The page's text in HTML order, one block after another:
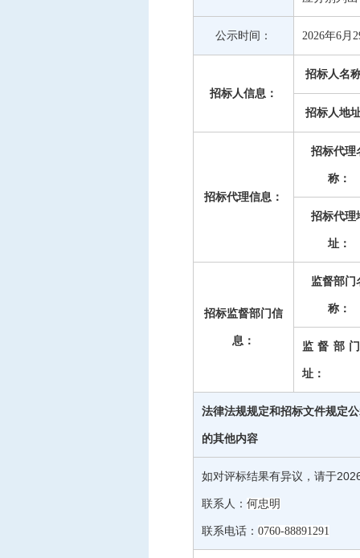
公示时间： 2026年6月
招标人信息：
招标人名
招标人地
招标代理信息：
招标代理
称：
招标代理
址：
招标监督部门信
息：
监督部门
称：
监督部
址：
法律法规规定和招标文件规定
的其他内容
如对评标结果有异议，请于
联系人 ： 何忠明
联系电话 ： 0760-88891291